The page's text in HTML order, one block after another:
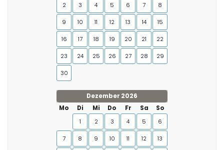
2 3 4 5 6 7 8
9 10 11 12 13 14 15
16 17 18 19 20 21 22
23 24 25 26 27 28 29
30
Dezember 2026
Mo
Di Mi Do Fr Sa
So
1
2 3 4 5 6
7 8 9 10 11 12 13